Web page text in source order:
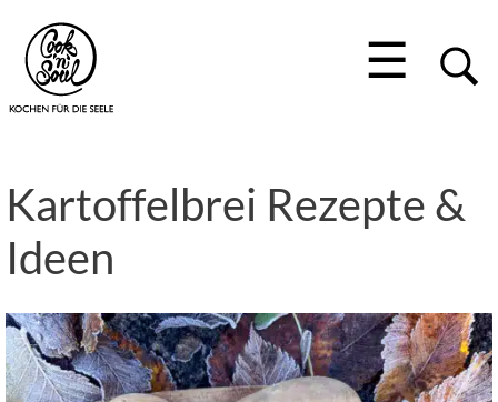
☰
Kartoffelbrei Rezepte &
Ideen